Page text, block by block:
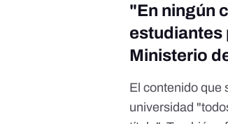
"En ningún
estudiantes
Ministerio
El contenido que
universidad